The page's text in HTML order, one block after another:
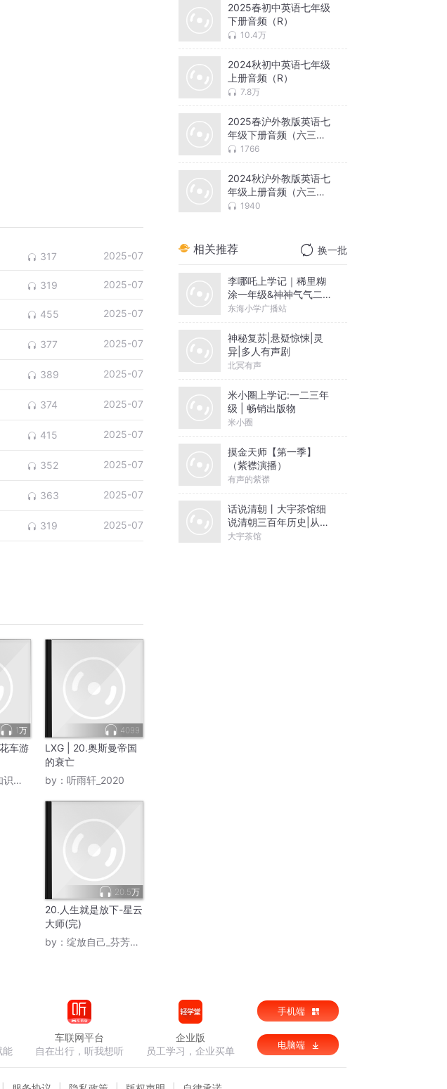
317 2025-07
319 2025-07
455 2025-07
377 2025-07
389 2025-07
374 2025-07
415 2025-07
352 2025-07
363 2025-07
319 2025-07
1万
车游
营
4099
LXG | 20.奥斯曼帝国
的衰亡
by： 听雨轩_2020
20.5万
20.人生就是放下-星云
大师(完)
by： 绽放自己_芬芳四溢
2025春初中英语七年级
下册音频（R）
10.4万
2024秋初中英语七年级
上册音频（R）
7.8万
2025春沪外教版英语七
年级下册音频（六三
制）1766
2024秋沪外教版英语七
年级上册音频（六三
制）1940
相关推荐 换一批
李哪吒上学记｜稀里糊
涂一年级&神神气气二年
级
东海小学广播站
神秘复苏|悬疑惊悚|灵
异|多人有声剧
北冥有声
米小圈上学记:一二三年
级 | 畅销出版物
米小圈
摸金天师【第一季】
（紫襟演播）
有声的紫襟
话说清朝丨大宇茶馆细
说清朝三百年历史|从努
尔哈赤到末代皇帝溥仪|
大宇茶馆
能
车联网平台
自在出行，听我想听
企业版
员工学习，企业买单
手机端
电脑端